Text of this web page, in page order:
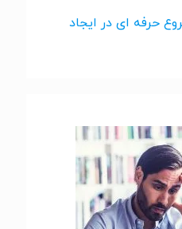
حرفه ای در ایجاد